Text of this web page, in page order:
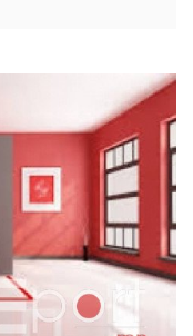
74.5 хув...
энэ сарын 17-
хэрэгсэл жолоодсон